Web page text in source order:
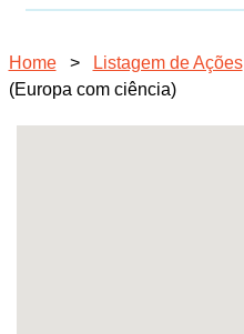
Home > Listagem de Ações
(Europa com ciência)